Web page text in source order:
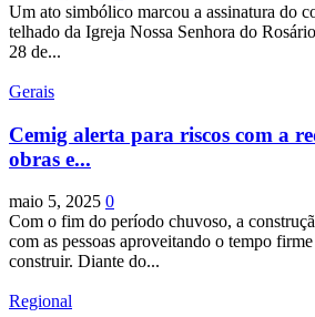
Um ato simbólico marcou a assinatura do
telhado da Igreja Nossa Senhora do
28 de...
Gerais
Cemig alerta para riscos com a
obras e...
maio 5, 2025 0
Com o fim do período chuvoso, a
com as pessoas aproveitando o tempo
construir. Diante do...
Regional